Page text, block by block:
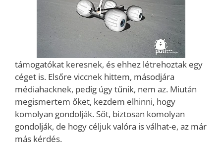
támogatókat keresnek, és ehhez létrehoztak egy
céget is. Elsőre viccnek hittem, másodjára
médiahacknek, pedig úgy tűnik, nem az. Miután
megismertem őket, kezdem elhinni, hogy
komolyan gondolják. Sőt, biztosan komolyan
gondolják, de hogy céljuk valóra is válhat-e, az már
más kérdés.